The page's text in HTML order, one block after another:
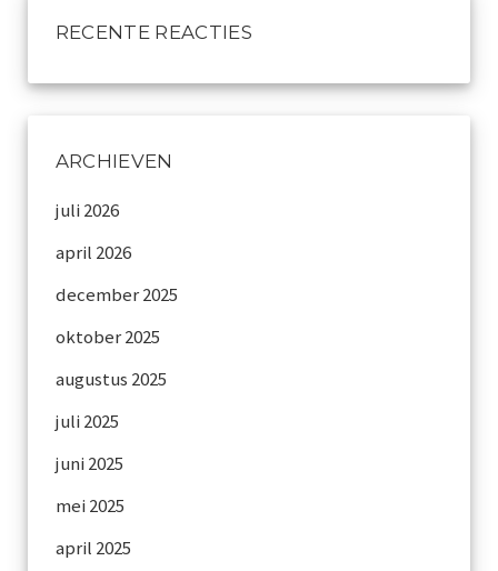
Links
Archief
plaatsing
Vereniging
RECENTE REACTIES
ARCHIEVEN
juli 2026
april 2026
december 2025
oktober 2025
augustus 2025
juli 2025
juni 2025
mei 2025
april 2025